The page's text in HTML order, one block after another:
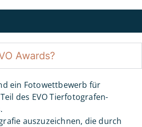
Awards?
ein Fotowettbewerb für
des EVO Tierfotografen-
auszuzeichnen, die durch